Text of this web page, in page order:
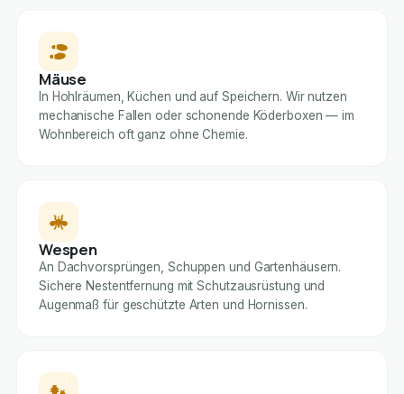
Mäuse
In Hohlräumen, Küchen und auf Speichern. Wir nutzen
mechanische Fallen oder schonende Köderboxen — im
Wohnbereich oft ganz ohne Chemie.
Wespen
An Dachvorsprüngen, Schuppen und Gartenhäusern.
Sichere Nestentfernung mit Schutzausrüstung und
Augenmaß für geschützte Arten und Hornissen.